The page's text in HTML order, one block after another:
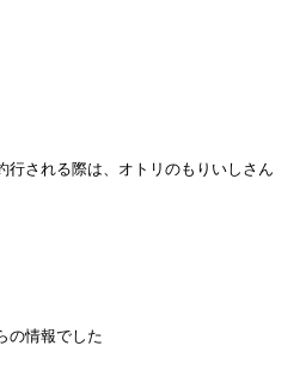
行される際は、オトリのもりいしさん
の情報でした